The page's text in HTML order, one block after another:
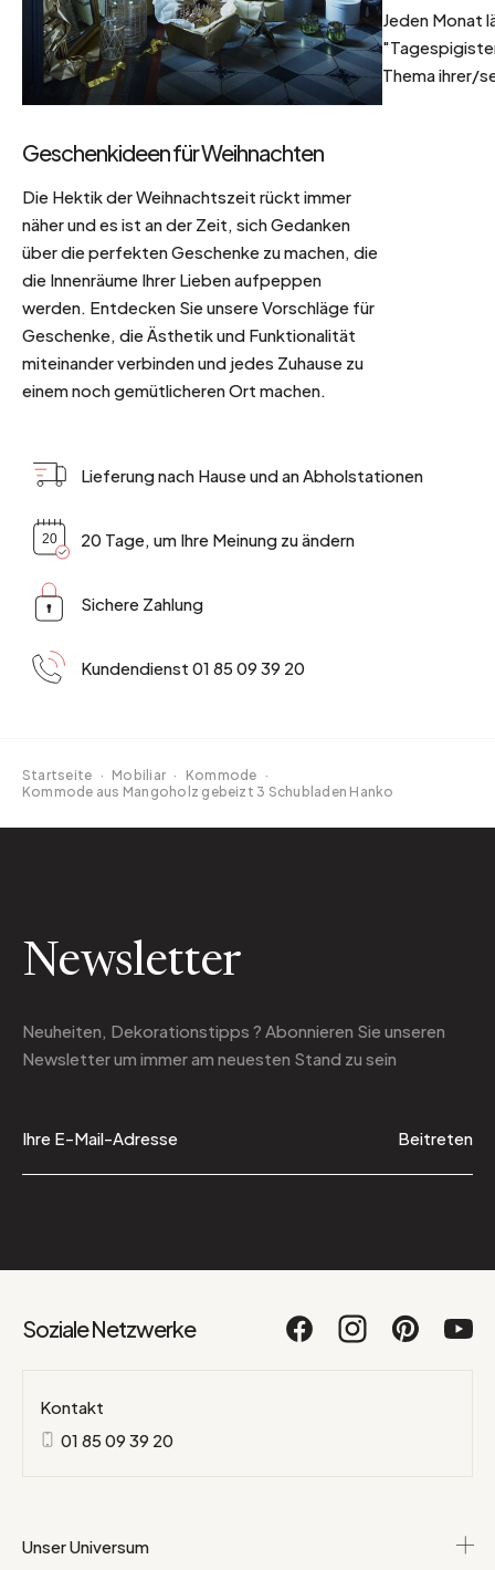
Geschenkideen für Weihnachten
Die Hektik der Weihnachtszeit rückt immer
näher und es ist an der Zeit, sich Gedanken
über die perfekten Geschenke zu machen, die
die Innenräume Ihrer Lieben aufpeppen
werden. Entdecken Sie unsere Vorschläge für
Geschenke, die Ästhetik und Funktionalität
miteinander verbinden und jedes Zuhause zu
einem noch gemütlicheren Ort machen.
Jeden Monat
Thema ihrer/
Lieferung nach Hause und an Abholstationen
20 Tage, um Ihre Meinung zu ändern
Sichere Zahlung
Kundendienst 01 85 09 39 20
Startseite · Mobiliar · Kommode ·
Kommode aus Mangoholz gebeizt 3 Schubladen Hanko
Newsletter
Neuheiten, Dekorationstipps ? Abonnieren Sie unseren
Newsletterum immer am neuesten Stand zu sein
Beitreten
Soziale Netzwerke
Kontakt
01 85 09 39 20
Unser Universum